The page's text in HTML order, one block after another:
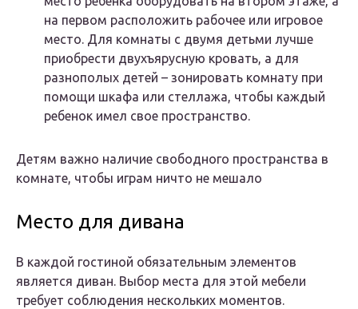
на первом расположить рабочее или игровое
место. Для комнаты с двумя детьми лучше
приобрести двухъярусную кровать, а для
разнополых детей – зонировать комнату при
помощи шкафа или стеллажа, чтобы каждый
ребенок имел свое пространство.
Детям важно наличие свободного пространства в
комнате, чтобы играм ничто не мешало
Место для дивана
В каждой гостиной обязательным элементов
является диван. Выбор места для этой мебели
требует соблюдения нескольких моментов.